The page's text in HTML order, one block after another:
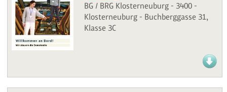
BG / BRG Klosterneuburg - 3400 -
Klosterneuburg - Buchberggasse 31,
Klasse 3C